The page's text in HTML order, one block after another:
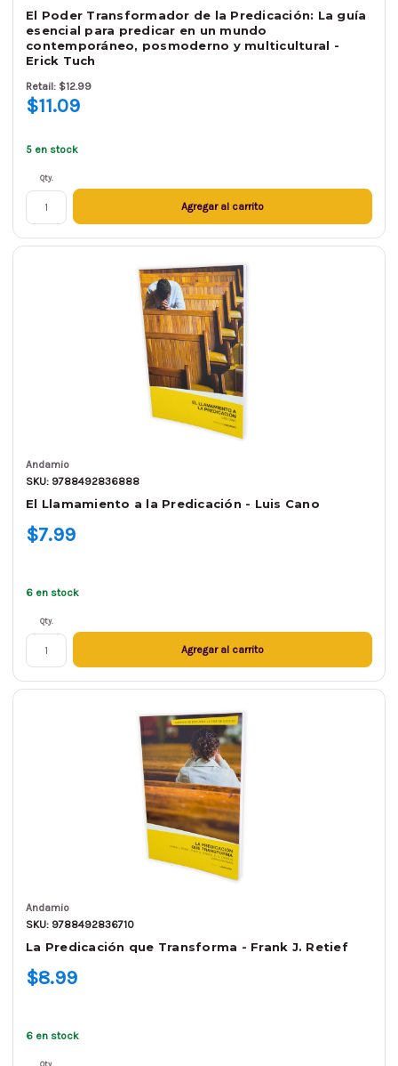
El Poder Transformador de la Predicación: La guía
esencial para predicar en un mundo
contemporáneo, posmoderno y multicultural -
Erick Tuch
Retail: $12.99
$11.09
5 en stock
Qty.
Agregar al carrito
Andamio
SKU: 9788492836888
El Llamamiento a la Predicación - Luis Cano
$7.99
6 en stock
Qty.
Agregar al carrito
Andamio
SKU: 9788492836710
La Predicación que Transforma - Frank J. Retief
$8.99
6 en stock
Qty.